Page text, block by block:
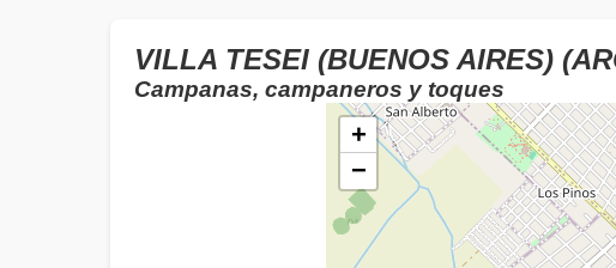
VILLA TESEI (BUENOS AIRES)
Campanas, campaneros y toques
+
−